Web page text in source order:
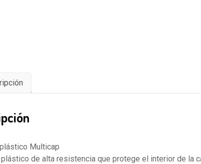
Multicap
de alta resistencia que protege el interior de la